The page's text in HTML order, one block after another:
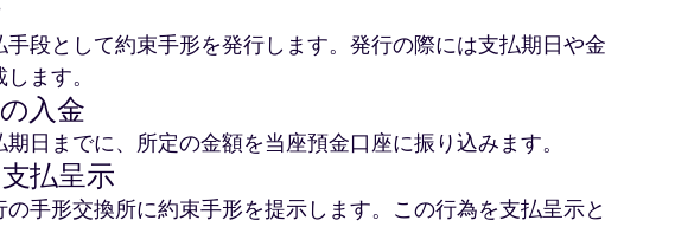
段として約束手形を発行します。発行の際には支払期日や金
ます。
入金
日までに、所定の金額を当座預金口座に振り込みます。
払呈示
手形交換所に約束手形を提示します。この行為を支払呈示と